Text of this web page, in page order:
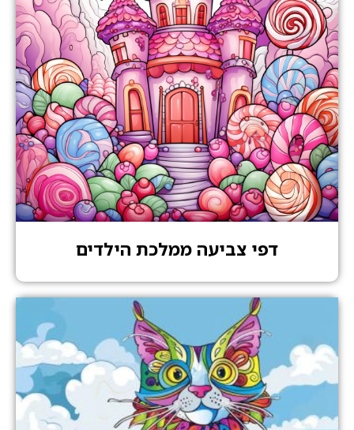
דפי צביעה ממלכת הילדים